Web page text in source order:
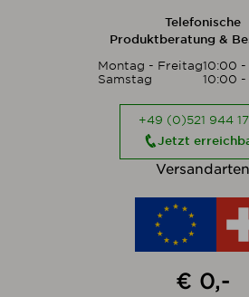
Telefonische
Produktberatung &
Montag - Freitag10:00 -
Samstag
10:00 -
+49 (0)521 944
Jetzt
Versandarten
€ 0,-